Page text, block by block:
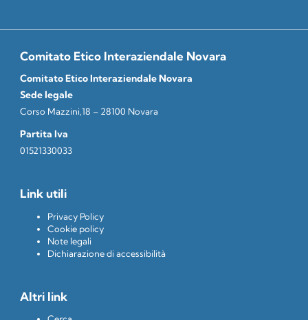
Comitato Etico Interaziendale Novara
Comitato Etico Interaziendale Novara
Sede legale
Corso Mazzini,18 – 28100 Novara
Partita Iva
01521330033
Link utili
Privacy Policy
Cookie policy
Note legali
Dichiarazione di accessibilità
Altri link